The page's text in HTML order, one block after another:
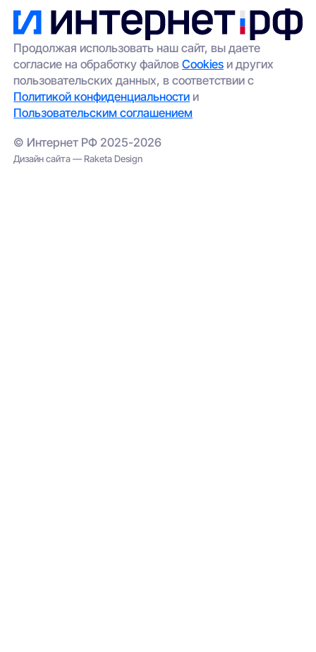
Продолжая использовать наш сайт, вы даете
согласие на обработку файловCookies и других
пользовательских данных, в соответствии с
Политикой конфиденциальности и
Пользовательским соглашением
© Интернет РФ 2025-2026
Дизайн сайта — Raketa Design